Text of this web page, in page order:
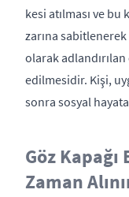
kesi atılması ve
zarına sabitlenerek
olarak
edilmesidir. Kişi,
sonra sosyal
Göz
Zaman